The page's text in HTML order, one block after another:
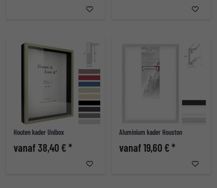
Houten kader Unibox
vanaf 38,40 € *
Aluminium kader Houston
vanaf 19,60 € *